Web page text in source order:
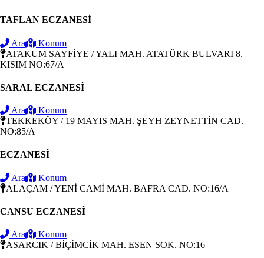
TAFLAN ECZANESİ
Ara
Konum
ATAKUM SAYFİYE / YALI MAH. ATATÜRK BULVARI 8.
KISIM NO:67/A
SARAL ECZANESİ
Ara
Konum
TEKKEKÖY / 19 MAYIS MAH. ŞEYH ZEYNETTİN CAD.
NO:85/A
ECZANESİ
Ara
Konum
ALAÇAM / YENİ CAMİ MAH. BAFRA CAD. NO:16/A
CANSU ECZANESİ
Ara
Konum
ASARCIK / BİÇİMCİK MAH. ESEN SOK. NO:16